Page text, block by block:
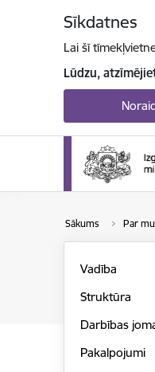
Sīkdatnes
Lai šī
Lūdzu,
Sākums Par
Vadība
Struktūra
Darbības
Pakalpojumi